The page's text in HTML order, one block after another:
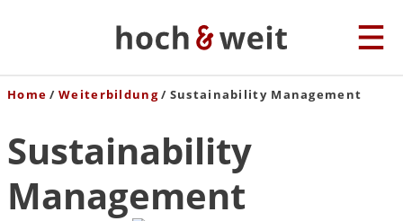
Home Weiterbildung Sustainability Management
Sustainability
Management